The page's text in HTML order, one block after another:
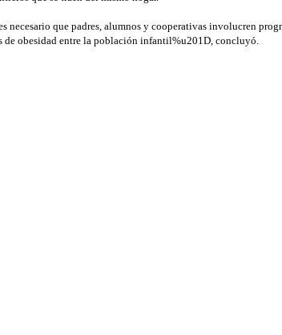
que padres, alumnos y cooperativas involucren
de obesidad entre la población infantil%u201D, concluyó.